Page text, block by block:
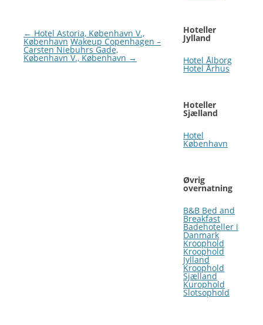
Indlægsnavigation
← Hotel Astoria, København V.,
København Wakeup Copenhagen –
Carsten Niebuhrs Gade,
København V., København →
Hoteller
Jylland
Hotel Ålborg
Hotel Århus
Hoteller
Sjælland
Hotel
København
Øvrig
overnatning
B&B Bed and
Breakfast
Badehoteller i
Danmark
Kroophold
Kroophold
Jylland
Kroophold
Sjælland
Kurophold
Slotsophold